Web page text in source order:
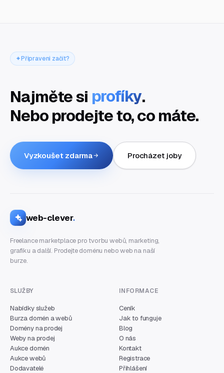
Připraveni začít?
Najměte si profíky.
Nebo prodejte to, co máte.
Vyzkoušet zdarma Procházet joby
web-clever.
Freelance marketplace pro tvorbu webů, marketing,
grafiku a další. Prodejte doménu nebo web na naší
burze.
SLUŽBY
Nabídky služeb
Burza domén a webů
Domény na prodej
Weby na prodej
Aukce domén
Aukce webů
Dodavatelé
INFORMACE
Ceník
Jak to funguje
Blog
O nás
Kontakt
Registrace
Přihlášení